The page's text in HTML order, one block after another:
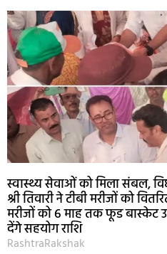
स्वास्थ्य सेवाओं को मिला संबल,
श्री तिवारी ने टीबी मरीजों को
मरीजों को 6 माह तक फूड बास्केट
देंगे सहयोग राशि
RashtraRakshak